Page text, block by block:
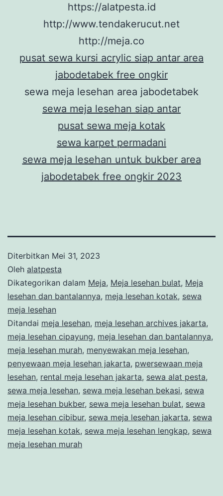
https://alatpesta.id
http://www.tendakerucut.net
http://meja.co
pusat sewa kursi acrylic siap antar area
jabodetabek free ongkir
sewa meja lesehan area jabodetabek
sewa meja lesehan siap antar
pusat sewa meja kotak
sewa karpet permadani
sewa meja lesehan untuk bukber area
jabodetabek free ongkir 2023
Diterbitkan Mei 31, 2023
Oleh alatpesta
Dikategorikan dalam Meja, Meja lesehan bulat, Meja
lesehan dan bantalannya, meja lesehan kotak, sewa
meja lesehan
Ditandai meja lesehan, meja lesehan archives jakarta,
meja lesehan cipayung, meja lesehan dan bantalannya,
meja lesehan murah, menyewakan meja lesehan,
penyewaan meja lesehan jakarta, pwersewaan meja
lesehan, rental meja lesehan jakarta, sewa alat pesta,
sewa meja lesehan, sewa meja lesehan bekasi, sewa
meja lesehan bukber, sewa meja lesehan bulat, sewa
meja lesehan cibibur, sewa meja lesehan jakarta, sewa
meja lesehan kotak, sewa meja lesehan lengkap, sewa
meja lesehan murah